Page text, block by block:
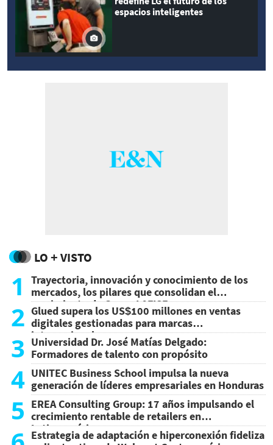
espacios inteligentes
LO + VISTO
1
Trayectoria, innovación y conocimiento de los
mercados, los pilares que consolidan el
crecimiento de Grupo LAFISE
2 Glued supera los US$100 millones en ventas
digitales gestionadas para marcas
internacionales
3 Universidad Dr. José Matías Delgado:
Formadores de talento con propósito
4 UNITEC Business School impulsa la nueva
generación de líderes empresariales en Honduras
5 EREA Consulting Group: 17 años impulsando el
crecimiento rentable de retailers en
Latinoamérica
Estrategia de adaptación e hiperconexión fideliza